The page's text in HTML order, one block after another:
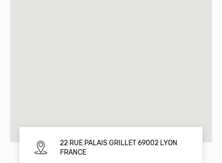
22 RUE PALAIS GRILLET 69002 LYON
FRANCE